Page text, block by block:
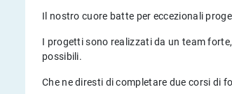
Il nostro cuore batte per eccezionali
I progetti sono realizzati da un team
possibili.
Che ne diresti di completare due corsi di